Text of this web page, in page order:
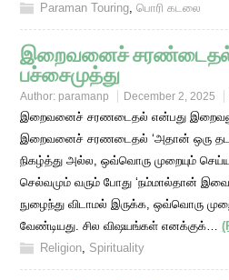
Paraman Touring,பொரி கடலை
இறைவனைச் சரண்டைதல்
பச்சைமுத்து
Author: paramanp December 2, 2025
இறைவனைச் சரணடைதல் என்பது
இறைவனைச் சரணடைதல் ‘அதான் ஒரு
நிகழ்த்து அல்ல, ஒவ்வொரு முறையும் செய்ய
செல்வமும் வரும் போது ‘நம்மால்தான் இவை’
நுழைந்து விடாமல் இருக்க, ஒவ்வொரு
வேண்டியது. சில விஷயங்கள் எனக்குக்…
Religion, Spirituality